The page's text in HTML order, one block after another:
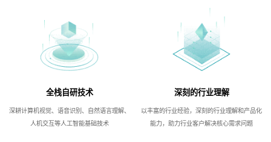
全栈自研技术
深耕计算机视觉、语音识别、自然语言理解、
人机交互等人工智能基础技术
深刻的行业理解
以丰富的行业经验，深刻的行业理解和产品化
能力，助力行业客户解决核心需求问题